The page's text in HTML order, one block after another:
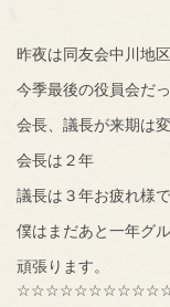
昨夜は同友会中川地
今季最後の役員会だ
会長、議長が来期は
会長は２年
議長は３年お疲れ様で
僕はまだあと一年グ
頑張ります。